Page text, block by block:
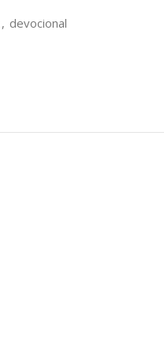
, devocional